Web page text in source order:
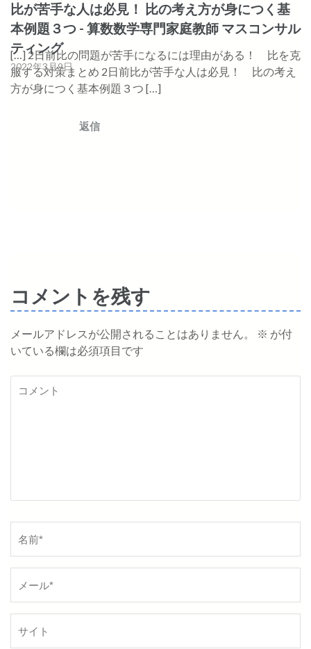
ン
比が苦手な人は必見！ 比の考え方が身につく基
本例題３つ - 算数数学専門家庭教師 マスコンサル
ティング
2022年3月9日
[…] 2日前比の問題が苦手になるには理由がある！ 比を克
服する対策まとめ 2日前比が苦手な人は必見！ 比の考え
方が身につく基本例題３つ […]
返信
コメントを残す
メールアドレスが公開されることはありません。 ※ が付
いている欄は必須項目です
前